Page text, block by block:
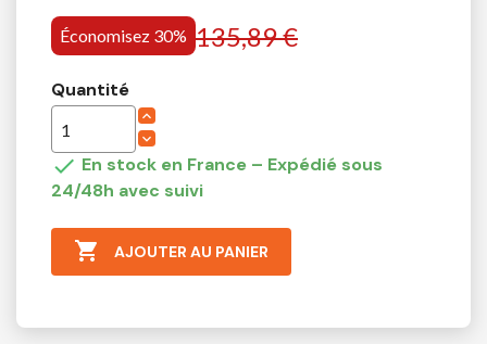
Économisez 30% 135,89 €
Quantité
 En stock en France – Expédié sous
24/48h avec suivi
 AJOUTER AU PANIER